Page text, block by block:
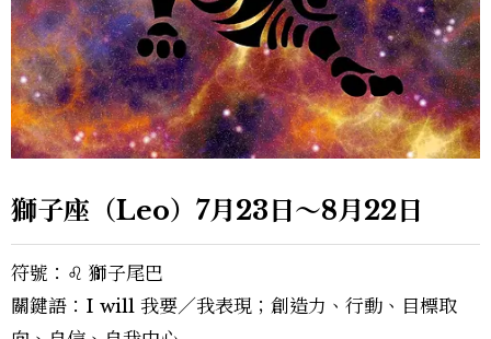
獅子座（Leo）7月23日～8月22日
符號：♌︎ 獅子尾巴
關鍵語：I will 我要／我表現；創造力、行動、目標取